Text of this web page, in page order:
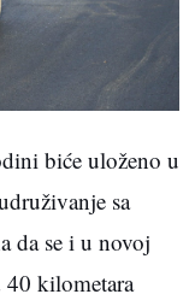
biće uloženo u
sa
da se i u novoj
40 kilometara